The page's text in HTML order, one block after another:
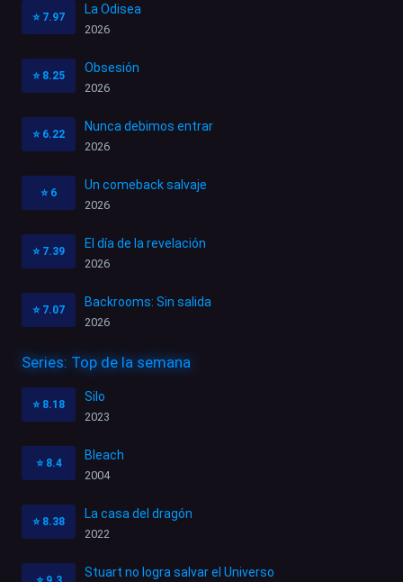
⭐ 7.97
La Odisea
2026
⭐ 8.25
Obsesión
2026
⭐ 6.22
Nunca debimos entrar
2026
⭐ 6
Un comeback salvaje
2026
⭐ 7.39
El día de la revelación
2026
⭐ 7.07
Backrooms: Sin salida
2026
Series: Top de la semana
⭐ 8.18
Silo
2023
⭐ 8.4
Bleach
2004
⭐ 8.38
La casa del dragón
2022
Stuart no logra salvar el Universo